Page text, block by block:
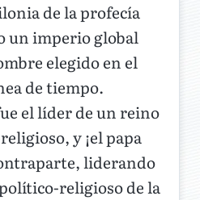
de la profecía
un imperio global
elegido en el
de tiempo.
el líder de un reino
y ¡el papa
liderando
religioso de la